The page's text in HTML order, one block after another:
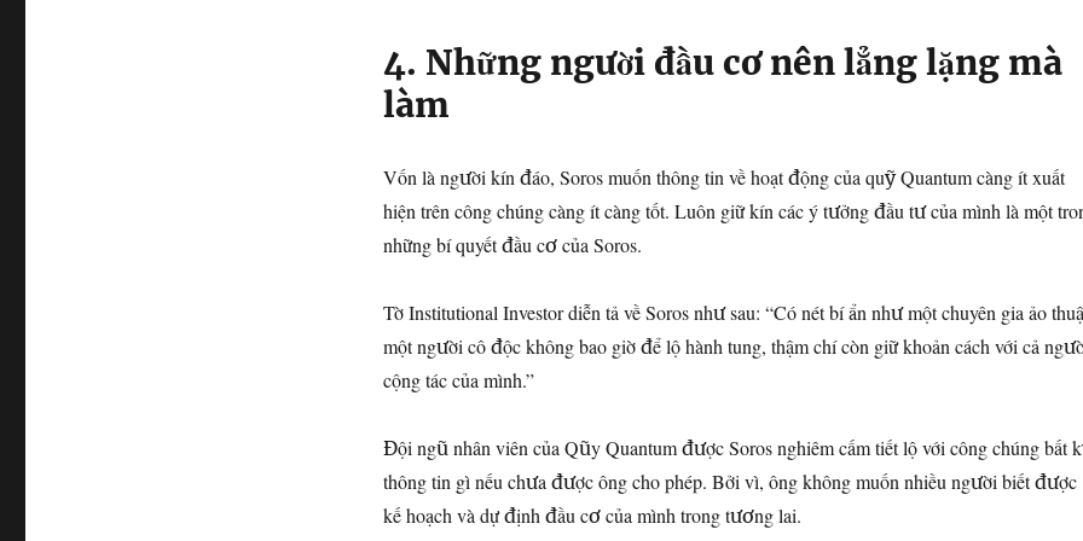
4. Những người đầu cơ nên lẳng lặng mà
làm
Vốn là người kín đáo, Soros muốn thông tin về hoạt động của quỹ Quantum càng ít xuất
hiện trên công chúng càng ít càng tốt. Luôn giữ kín các ý tưởng đầu tư của mình là một
những bí quyết đầu cơ của Soros.
Tờ Institutional Investor diễn tả về Soros như sau: “Có nét bí ẩn như một chuyên gia ảo
một người cô độc không bao giờ để lộ hành tung, thậm chí còn giữ khoản cách với cả
cộng tác của mình.”
Đội ngũ nhân viên của Qũy Quantum được Soros nghiêm cấm tiết lộ với công chúng bất
thông tin gì nếu chưa được ông cho phép. Bởi vì, ông không muốn nhiều người biết được
kế hoạch và dự định đầu cơ của mình trong tương lai.